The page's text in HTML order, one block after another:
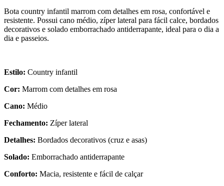
Bota country infantil marrom com detalhes em rosa, confortável e
resistente. Possui cano médio, zíper lateral para fácil calce, bordados
decorativos e solado emborrachado antiderrapante, ideal para o dia a
dia e passeios.
Estilo: Country infantil
Cor: Marrom com detalhes em rosa
Cano: Médio
Fechamento: Zíper lateral
Detalhes: Bordados decorativos (cruz e asas)
Solado: Emborrachado antiderrapante
Conforto: Macia, resistente e fácil de calçar